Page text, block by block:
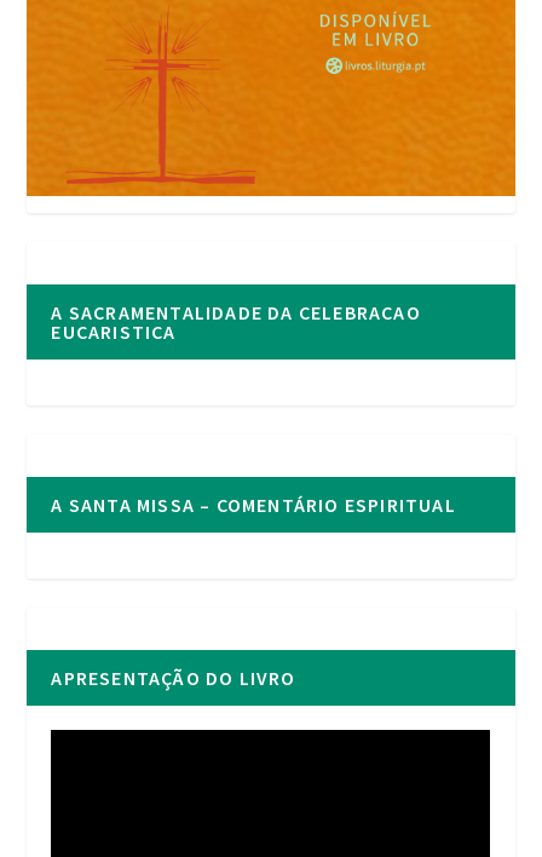
A SACRAMENTALIDADE DA CELEBRACAO
EUCARISTICA
A SANTA MISSA – COMENTÁRIO ESPIRITUAL
APRESENTAÇÃO DO LIVRO